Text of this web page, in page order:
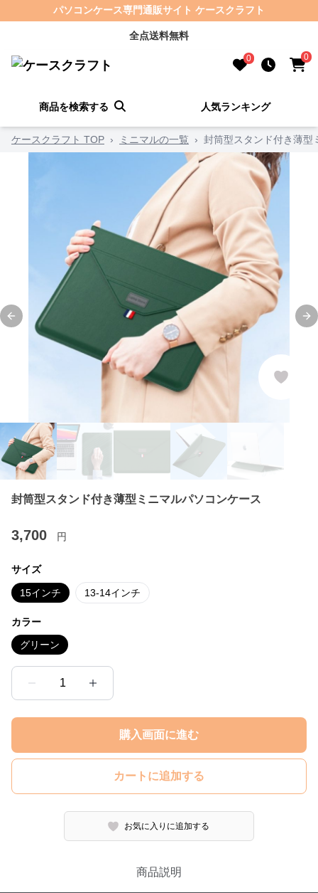
パソコンケース専門通販サイト ケースクラフト
全点送料無料
0 0
商品を検索する 人気ランキング
ケースクラフト TOP › ミニマルの一覧 › 封筒型スタンド付き薄型
Previous slide
封筒型スタンド付き薄型ミニマルパソコンケース
3,700 円
サイズ
15インチ 13-14インチ
カラー
グリーン
1
購入画面に進む
カートに追加する
お気に入りに追加する
商品説明